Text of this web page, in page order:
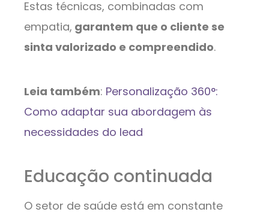
Estas técnicas, combinadas com
empatia, garantem que o cliente se
sinta valorizado e compreendido.
Leia também: Personalização 360°:
Como adaptar sua abordagem às
necessidades do lead
Educação continuada
O setor de saúde está em constante